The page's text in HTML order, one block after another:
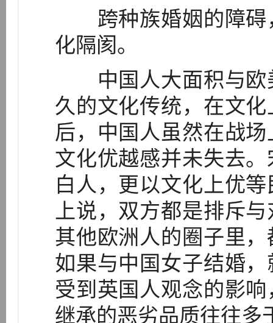
跨种族婚姻的障碍
化隔阂。
中国人大面积与欧
久的文化传统，在文
后，中国人虽然在战
文化优越感并未失去
白人，更以文化上优
上说，双方都是排斥
其他欧洲人的圈子里
如果与中国女子结婚
受到英国人观念的影
继承的恶劣品质往往多